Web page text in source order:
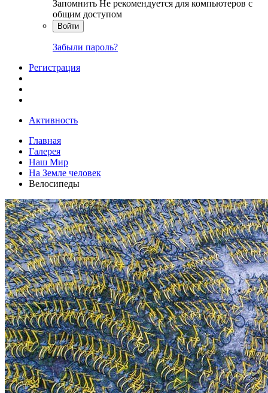
Запомнить Не рекомендуется для компьютеров с
общим доступом
Войти
Забыли пароль?
Регистрация
Активность
Главная
Галерея
Наш Мир
На Земле человек
Велосипеды